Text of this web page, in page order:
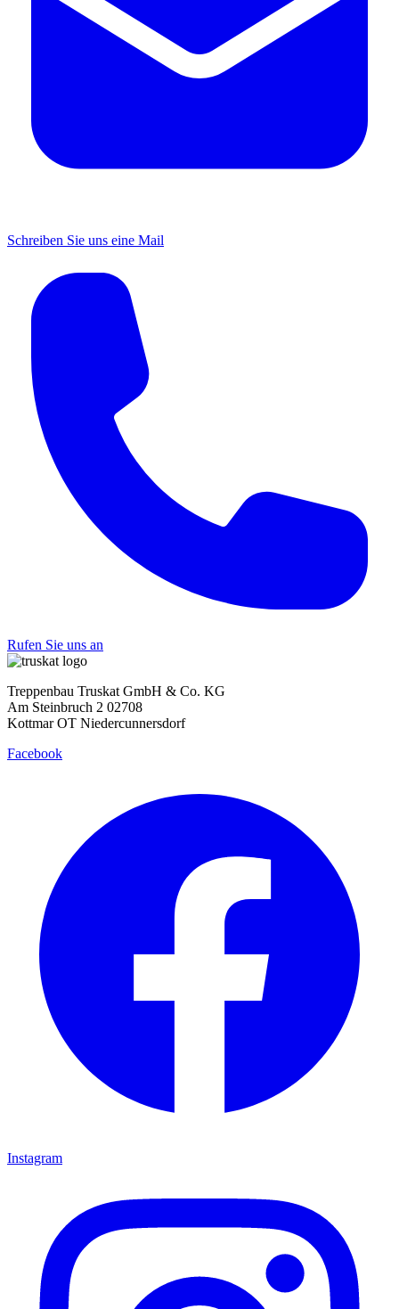
Schreiben Sie uns eine Mail
Rufen Sie uns an
Treppenbau Truskat GmbH & Co. KG
Am Steinbruch 2 02708
Kottmar OT Niedercunnersdorf
Facebook
Instagram